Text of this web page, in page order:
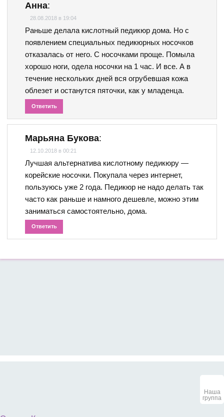
Анна:
28.08.2018 в 19:04
Раньше делала кислотный педикюр дома. Но с
появлением специальных педикюрных носочков
отказалась от него. С носочками проще. Помыла
хорошо ноги, одела носочки на 1 час. И все. А в
течение нескольких дней вся огрубевшая кожа
облезет и останутся пяточки, как у младенца.
Ответить
Марьяна Букова:
12.10.2018 в 00:21
Лучшая альтернатива кислотному педикюру —
корейские носочки. Покупала через интернет,
пользуюсь уже 2 года. Педикюр не надо делать так
часто как раньше и намного дешевле, можно этим
заниматься самостоятельно, дома.
Ответить
Наша
группа